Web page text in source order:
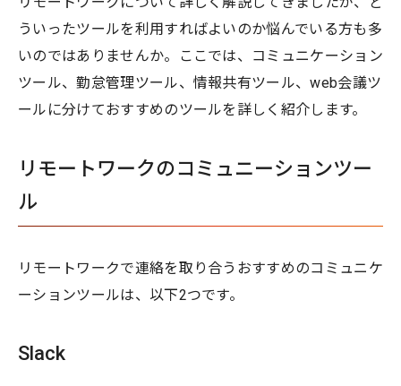
ういったツールを利用すればよいのか悩んでいる方も多
いのではありませんか。ここでは、コミュニケーション
ツール、勤怠管理ツール、情報共有ツール、web会議ツ
ールに分けておすすめのツールを詳しく紹介します。
リモートワークのコミュニーションツー
ル
リモートワークで連絡を取り合うおすすめのコミュニケ
ーションツールは、以下2つです。
Slack